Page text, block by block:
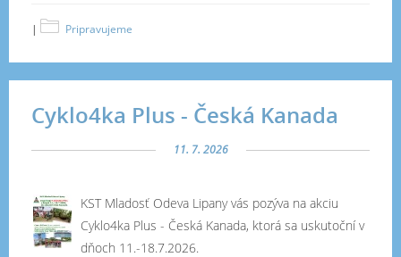
| Pripravujeme
Cyklo4ka Plus - Česká Kanada
11. 7. 2026
KST Mladosť Odeva Lipany vás pozýva na akciu
Cyklo4ka Plus - Česká Kanada, ktorá sa uskutoční v
dňoch 11.-18.7.2026.